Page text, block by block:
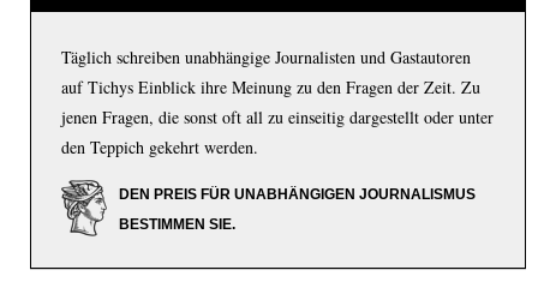
Täglich schreiben unabhängige Journalisten und Gastautoren
auf Tichys Einblick ihre Meinung zu den Fragen der Zeit. Zu
jenen Fragen, die sonst oft all zu einseitig dargestellt oder unter
den Teppich gekehrt werden.
DEN PREIS FÜR UNABHÄNGIGEN JOURNALISMUS
BESTIMMEN SIE.